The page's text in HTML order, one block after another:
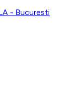
- Bucuresti